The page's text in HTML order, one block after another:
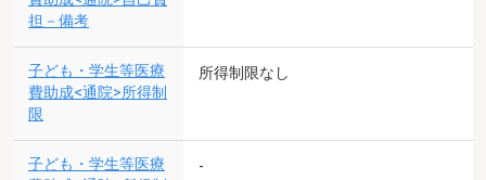
担－備考
子ども・学生等医療
費助成<通院>所得制
限
所得制限なし
子ども・学生等医療
-